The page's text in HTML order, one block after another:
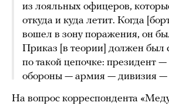
из лояльных офицеров,
откуда и куда летит. Когда
вошел в зону поражения, он
Приказ [в теории] должен был
по такой цепочке: президент
обороны — армия — дивизия —
На вопрос корреспондента